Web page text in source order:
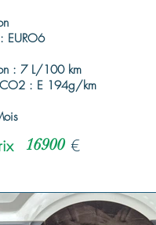
EURO6
: 7 L/100 km
CO2 : E 194g/km
16900 €